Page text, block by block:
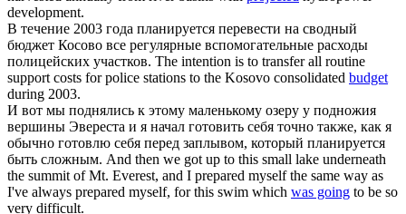
development.
В течение 2003 года планируется перевести на сводный
бюджет Косово все регулярные вспомогательные расходы
полицейских участков. The intention is to transfer all routine
support costs for police stations to the Kosovo consolidated budget
during 2003.
И вот мы поднялись к этому маленькому озеру у подножия
вершины Эвереста и я начал готовить себя точно также, как я
обычно готовлю себя перед заплывом, который планируется
быть сложным. And then we got up to this small lake underneath
the summit of Mt. Everest, and I prepared myself the same way as
I've always prepared myself, for this swim which was going to be so
very difficult.